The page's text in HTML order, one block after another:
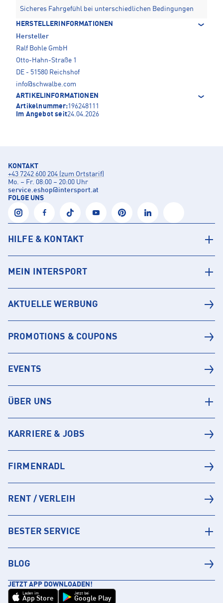
Sicheres Fahrgefühl bei unterschiedlichen Bedingungen
HERSTELLERINFORMATIONEN
Hersteller
Ralf Bohle GmbH
Otto-Hahn-Straße 1
DE - 51580 Reichshof
info@schwalbe.com
ARTIKELINFORMATIONEN
Artikelnummer:196248111
Im Angebot seit24.04.2026
KONTAKT
+43 7242 600 204 (zum Ortstarif)
Mo. – Fr. 08:00 – 20:00 Uhr
service.eshop@intersport.at
FOLGE UNS
HILFE & KONTAKT
MEIN INTERSPORT
AKTUELLE WERBUNG
PROMOTIONS & COUPONS
EVENTS
ÜBER UNS
KARRIERE & JOBS
FIRMENRADL
RENT / VERLEIH
BESTER SERVICE
BLOG
JETZT APP DOWNLOADEN!
Laden im
App Store
Jetzt bei
Google Play